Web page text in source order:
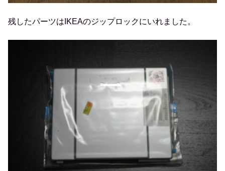
残したパーツはIKEAのジップロックにいれました。